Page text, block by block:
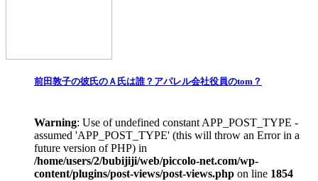
前田敦子の彼氏のＡ氏は誰？アパレル会社役員のtom？
Warning: Use of undefined constant APP_POST_TYPE -
assumed 'APP_POST_TYPE' (this will throw an Error in a
future version of PHP) in
/home/users/2/bubijiji/web/piccolo-net.com/wp-
content/plugins/post-views/post-views.php on line 1854